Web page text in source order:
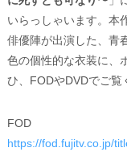
いらっしゃいます。本
俳優陣が出演した、青
色の個性的な衣装に、
ひ、FODやDVDでご覧
FOD
https://fod.fujitv.co.jp/